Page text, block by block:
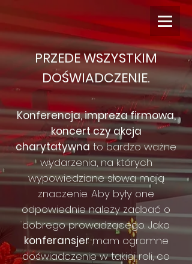
PRZEDE WSZYSTKIM
DOŚWIADCZENIE.
Konferencja, impreza firmowa,
koncert czy akcja
charytatywnato bardzo ważne
wydarzenia, na których
wypowiedziane słowa mają
znaczenie. Aby były one
odpowiednie należy zadbać o
dobrego prowadzącego. Jako
konferansjermam ogromne
doświadczenie w takiej roli, co